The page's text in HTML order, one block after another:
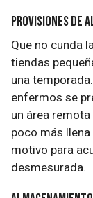
Provisiones de
Que no cunda
tiendas
una
enfermos se
un área
poco más
motivo para
desmesurada.